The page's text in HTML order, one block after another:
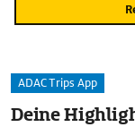
ADAC Trips App
Deine